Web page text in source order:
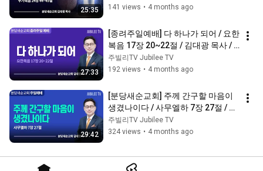
25:35
당새순교회
141 views • 4 months ago
27:33
[종려주일예배] 다 하나가 되어 / 요한
복음 17장 20~22절 / 김대광 목사 /
2026.3.29 분당새순교회
주빌리TV Jubilee TV
192 views • 4 months ago
29:42
[분당새순교회] 주께 간구할 마음이
생겼나이다 / 사무엘하 7장 27절 / 김
대광 목사 / 2026.3.22 주일설교
주빌리TV Jubilee TV
324 views • 4 months ago